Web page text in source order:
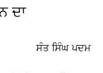
ਦਾ
ਸੰਤ ਸਿੰਘ ਪਦਮ